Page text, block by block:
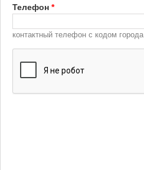
Телефон *
контактный телефон с кодом города